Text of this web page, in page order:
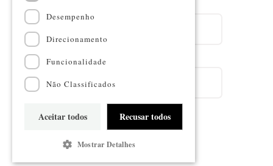
Subscrever
Mapa do sítio
Desempenho
Direcionamento
Funcionalidade
Não Classificados
Aceitar todos Recusar todos
Mostrar Detalhes